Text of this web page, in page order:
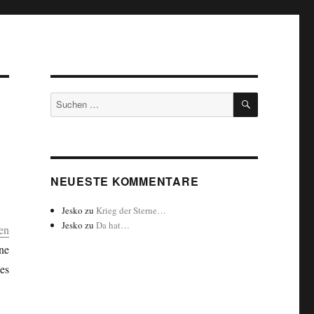
Suchen
nach:
SUCHEN
NEUESTE KOMMENTARE
Jesko zu Krieg der Sterne…
Jesko zuDa hat…